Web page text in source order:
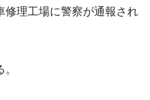
修理工場に警察が通報され